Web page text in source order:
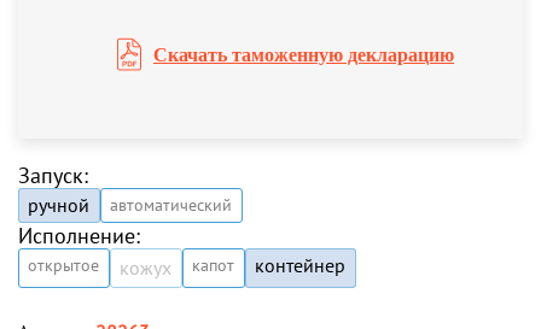
Скачать таможенную декларацию
Запуск:
ручной автоматический
Исполнение:
открытое кожух капот контейнер